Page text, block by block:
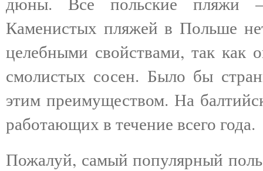
Каменистых пляжей в Польше
целебными свойствами, так как
смолистых сосен. Было бы
этим преимуществом. На
работающих в течение всего года.
Пожалуй, самый популярный